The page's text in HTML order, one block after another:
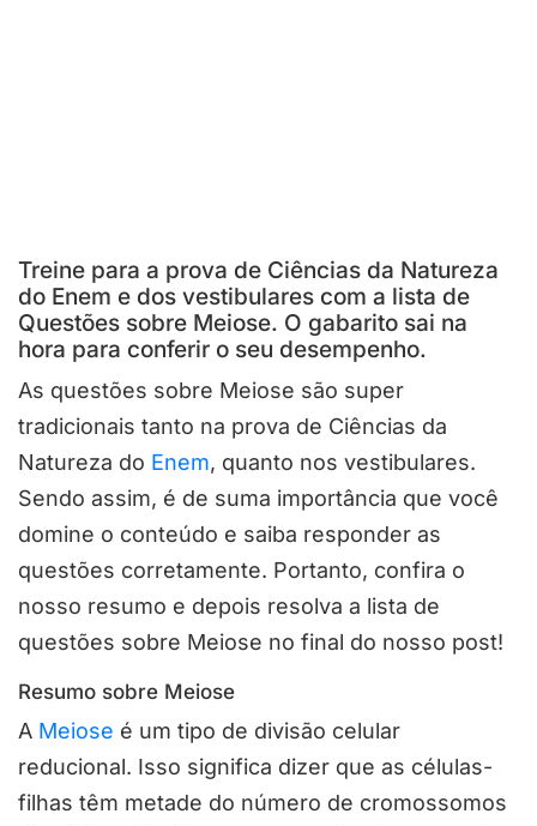
Treine para a prova de Ciências da Natureza
do Enem e dos vestibulares com a lista de
Questões sobre Meiose. O gabarito sai na
hora para conferir o seu desempenho.
As questões sobre Meiose são super
tradicionais tanto na prova de Ciências da
Natureza do Enem, quanto nos vestibulares.
Sendo assim, é de suma importância que você
domine o conteúdo e saiba responder as
questões corretamente. Portanto, confira o
nosso resumo e depois resolva a lista de
questões sobre Meiose no final do nosso post!
Resumo sobre Meiose
A Meiose é um tipo de divisão celular
reducional. Isso significa dizer que as células-
filhas têm metade do número de cromossomos